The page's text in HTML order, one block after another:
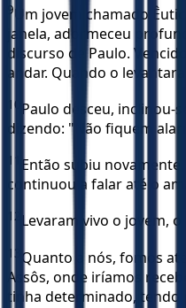
9Um jovem chamado
janela, adormeceu
discurso de Paulo.
andar. Quando o
10 Paulo desceu, inclinou-
dizendo: "Não fiquem
11
Então subiu
continuou a falar até o
12 Levaram vivo o jovem,
13 Quanto a nós, fomos
Assôs, onde iríamos
tinha determinado, tendo